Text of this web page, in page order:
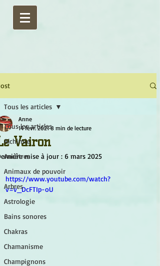
Tous les articles
Alchimie
Ancêtres
Animaux de pouvoir
Arbres
Astrologie
Bains sonores
Chakras
Chamanisme
Champignons
Tous les articles
Vairon
Anne
14 févr. 2021 8 min de lecture
mise à jour : 6 mars 2025
https://www.youtube.com/watch?
v=v_DcFTIp-oU